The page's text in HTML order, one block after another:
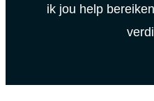
ik jou help